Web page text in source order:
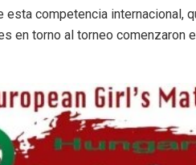
esta competencia internacional,
en torno al torneo comenzaron